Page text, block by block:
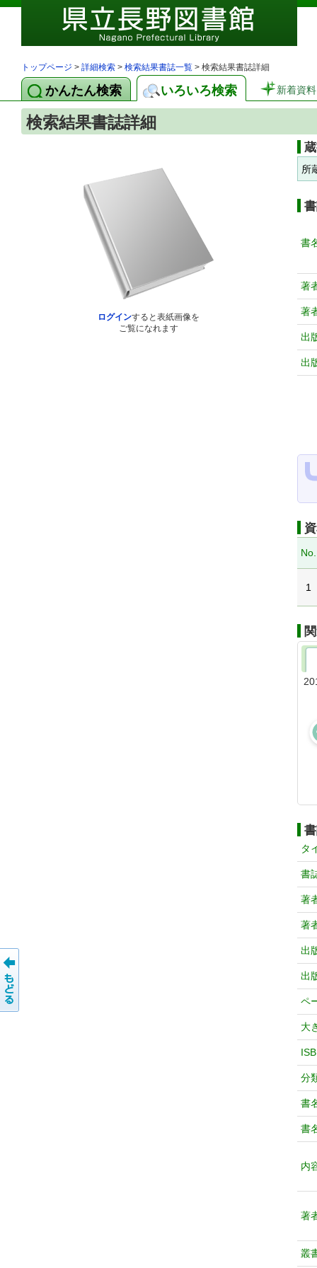
トップページ > 詳細検索 > 検索結果書誌一覧 > 検索結果書誌詳細
かんたん検索 いろいろ検索 新着資料
検索結果書誌詳細
ログインすると表紙画像を
ご覧になれます
所
書
著
著
出
出
No.
1
タ
書
著
著
出
出
ペ
大
分
書
書
内
著
叢